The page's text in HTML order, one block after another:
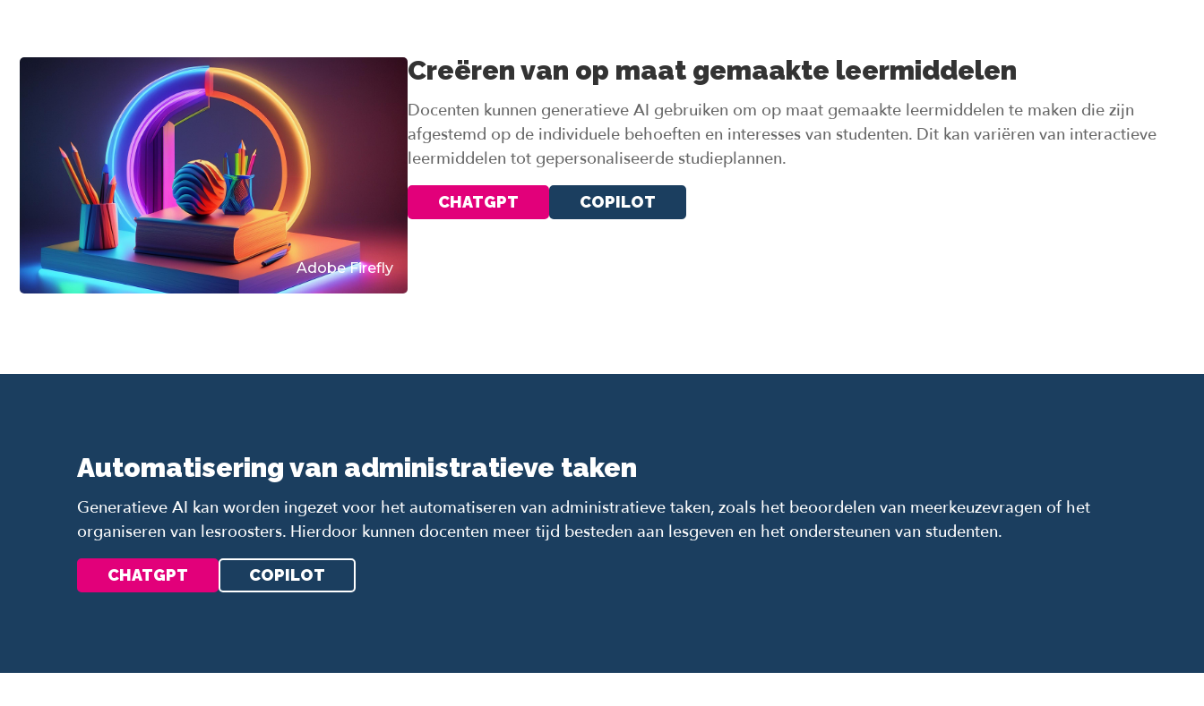
Adobe Firefly
Creëren van op maat gemaakte leermiddelen
Docenten kunnen generatieve AI gebruiken om op maat gemaakte leermiddelen te maken die zijn
afgestemd op de individuele behoeften en interesses van studenten. Dit kan variëren van interactieve
leermiddelen tot gepersonaliseerde studieplannen.
CHATGPT COPILOT
Automatisering van administratieve taken
Generatieve AI kan worden ingezet voor het automatiseren van administratieve taken, zoals het beoordelen van meerkeuzevragen of het
organiseren van lesroosters. Hierdoor kunnen docenten meer tijd besteden aan lesgeven en het ondersteunen van studenten.
CHATGPT COPILOT